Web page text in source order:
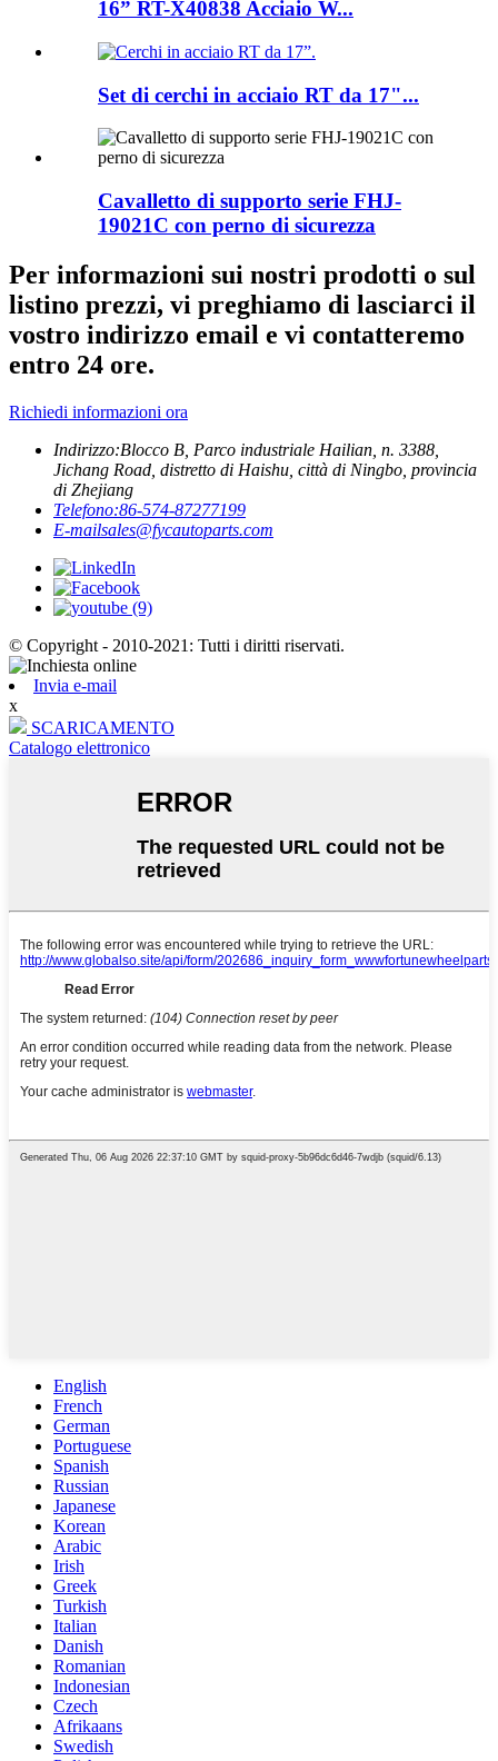
16” RT-X40838 Acciaio W...
Set di cerchi in acciaio RT da 17"...
Cavalletto di supporto serie FHJ-
19021C con perno di sicurezza
Per informazioni sui nostri prodotti o sul
listino prezzi, vi preghiamo di lasciarci il
vostro indirizzo email e vi contatteremo
entro 24 ore.
Richiedi informazioni ora
Indirizzo:Blocco B, Parco industriale Hailian, n. 3388,
Jichang Road, distretto di Haishu, città di Ningbo, provincia
di Zhejiang
Telefono:86-574-87277199
E-mailsales@fycautoparts.com
© Copyright - 2010-2021: Tutti i diritti riservati.
Invia e-mail
x
SCARICAMENTO
Catalogo elettronico
English
French
German
Portuguese
Spanish
Russian
Japanese
Korean
Arabic
Irish
Greek
Turkish
Italian
Danish
Romanian
Indonesian
Czech
Afrikaans
Swedish